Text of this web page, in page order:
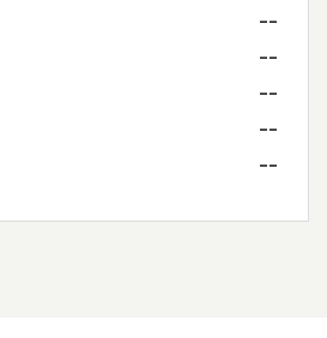
--
--
--
--
--